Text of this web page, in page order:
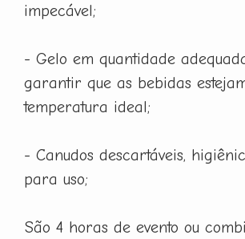
impecável;
- Gelo em quantidade
garantir que as bebidas
temperatura ideal;
- Canudos descartáveis,
para uso;
São 4 horas de evento ou